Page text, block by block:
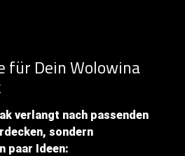
für Dein Wolowina
verlangt nach passenden
sondern
paar Ideen: